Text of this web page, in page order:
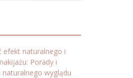
efekt naturalnego i
Porady i
naturalnego wyglądu